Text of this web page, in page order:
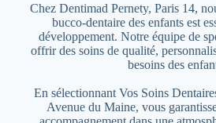
Chez Dentimad Pernety, Paris 14,
bucco-dentaire des enfants est
développement. Notre équipe de
offrir des soins de qualité,
besoins des
En sélectionnant Vos Soins
Avenue du Maine, vous